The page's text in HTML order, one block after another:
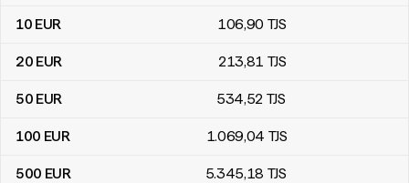
10 EUR 106,90 TJS
20 EUR 213,81 TJS
50 EUR 534,52 TJS
100 EUR 1.069,04 TJS
500 EUR 5.345,18 TJS